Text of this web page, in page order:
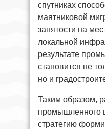
спутниках
маятниковой
занятости на
локальной
результате
становится не
но и
Таким образом,
промышленного
стратегию